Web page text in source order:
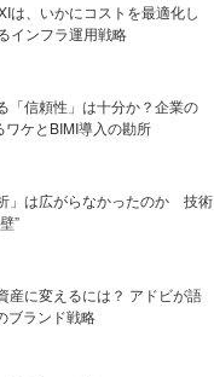
は、いかにコストを最適化し
インフラ運用戦略
「信頼性」は十分か？企業の
ケとBIMI導入の勘所
」は広がらなかったのか 技術
”
産に変えるには？ アドビが語
ブランド戦略